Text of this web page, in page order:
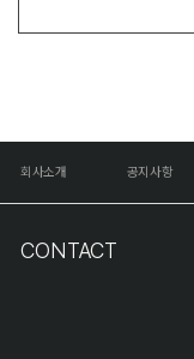
회사소개 공지사항
CONTACT